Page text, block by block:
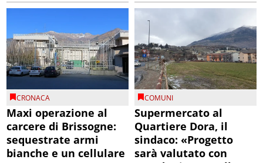
CRONACA
Maxi operazione al
carcere di Brissogne:
sequestrate armi
bianche e un cellulare
COMUNI
Supermercato al
Quartiere Dora, il
sindaco: «Progetto
sarà valutato con